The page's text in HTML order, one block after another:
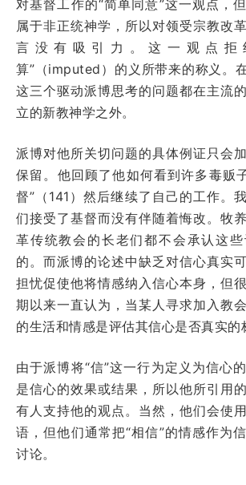
对基督工作的“简单同意”这一观点，
属于非正统神学，所以对领受宗教改
言没有吸引力。这一观点拒
算”（imputed）的义所带来的称义。
这三个驱动派博思考的问题都在主流
立的新教神学之外。
派博对他所关切问题的具体例证只会
保留。他回顾了他如何看到许多毒贩
督”（141）然后继续了自己的工作。
们接受了基督而没有伴随着悔改。牧
革传统教会的长老们都不会承认这
的。而派博的论述中缺乏对信心真实
担忧促使他将情感纳入信心本身，但
期以来一直认为，当某人寻求加入教
的生活和情感是评估其信心是否真实的
由于派博将“信”这一行为定义为信心
是信心的效果或结果，所以他所引用
有人支持他的观点。当然，他们会使
语，但他们通常把“相信”的情感作为
讨论。